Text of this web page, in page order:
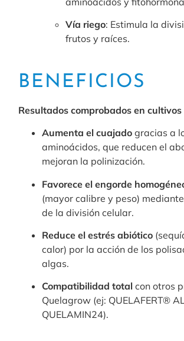
Vía riego: Estimula la
frutos y raíces.
BENEFICIOS
Resultados comprobados en
Aumenta el cuajado gracias a
aminoácidos, que reducen el
mejoran la polinización.
Favorece el engorde
(mayor calibre y peso)
de la división celular.
Reduce el estrés abiótico
calor) por la acción de los
algas.
Compatibilidad total con otros
Quelagrow (ej: QUELAFERT®
QUELAMIN24).